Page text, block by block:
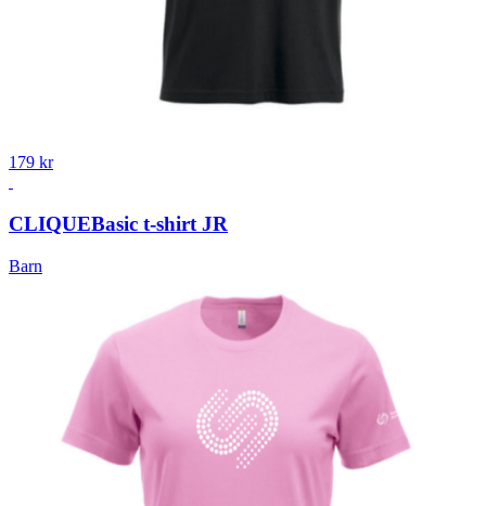
179 kr
CLIQUEBasic t-shirt JR
Barn